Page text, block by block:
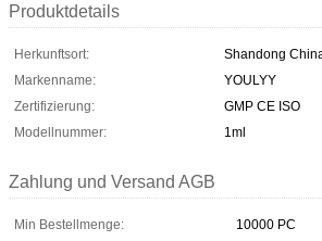
Produktdetails
Herkunftsort:
Shandong
Markenname:
YOULYY
Zertifizierung:
GMP CE ISO
Modellnummer:
1ml
Zahlung und Versand AGB
Min Bestellmenge:
10000 PC